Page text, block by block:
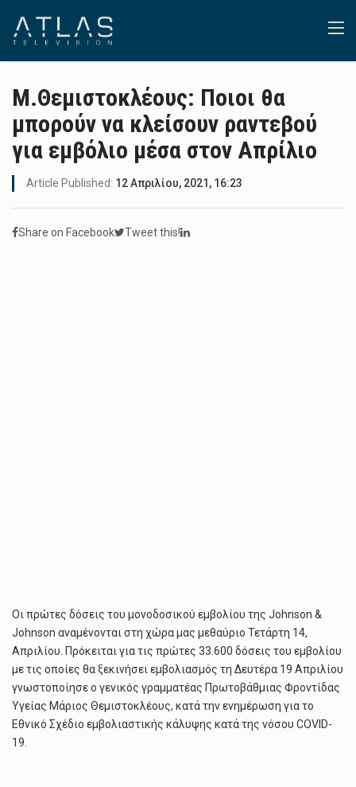
Μ.Θεμιστοκλέους: Ποιοι θα
μπορούν να κλείσουν ραντεβού
για εμβόλιο μέσα στον Απρίλιο
Article Published: 12 Απριλίου, 2021, 16:23
Share on Facebook Tweet this!
Οι πρώτες δόσεις του μονοδοσικού εμβολίου της Johnson &
Johnson αναμένονται στη χώρα μας μεθαύριο Τετάρτη 14,
Απριλίου. Πρόκειται για τις πρώτες 33.600 δόσεις του εμβολίου
με τις οποίες θα ξεκινήσει εμβολιασμός τη Δευτέρα 19 Απριλίου
γνωστοποίησε ο γενικός γραμματέας Πρωτοβάθμιας Φροντίδας
Υγείας Μάριος Θεμιστοκλέους, κατά την ενημέρωση για το
Εθνικό Σχέδιο εμβολιαστικής κάλυψης κατά της νόσου COVID-
19.